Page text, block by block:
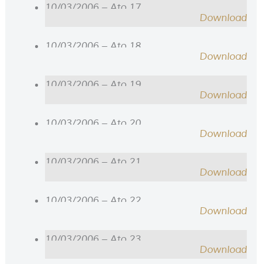
10/03/2006 – Ato 17
Download
10/03/2006 – Ato 18
Download
10/03/2006 – Ato 19
Download
10/03/2006 – Ato 20
Download
10/03/2006 – Ato 21
Download
10/03/2006 – Ato 22
Download
10/03/2006 – Ato 23
Download